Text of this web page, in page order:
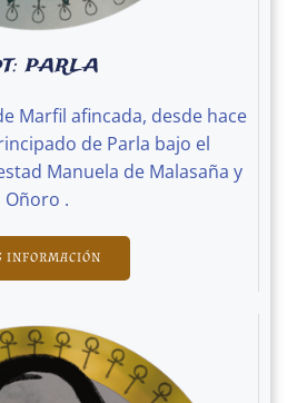
PARLA
Marfil afincada, desde hace
de Parla bajo el
Manuela de Malasaña y
Oñoro .
INFORMACIÓN